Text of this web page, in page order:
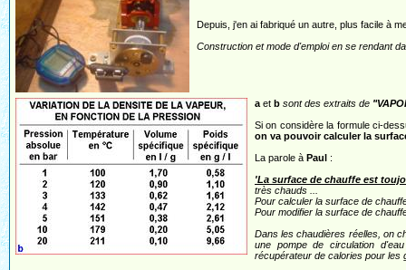
Depuis, j'en ai fabriqué un autre, plus facile à
Construction et mode d'emploi en se rendant
a et b sont des extraits de
Si on considère la formule ci-
on va pouvoir calculer la
La parole à Paul :
'La surface de chauffe est
très chauds ...
Pour calculer la surface de
Pour modifier la surface de
Dans les chaudières réelles, on
une pompe de circulation
récupérateur de calories pour les